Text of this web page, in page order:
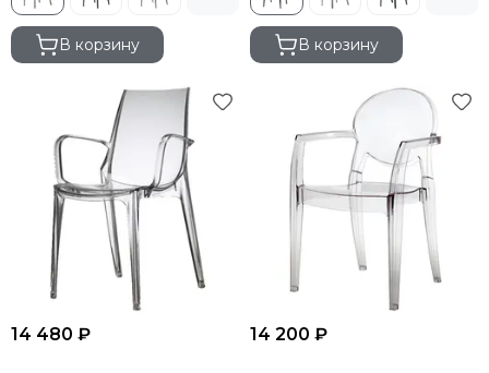
В корзину В корзину
14 480 ₽ 14 200 ₽